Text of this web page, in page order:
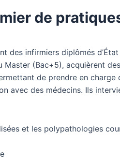
de
des infirmiers diplômés
Master (Bac+5), acquièrent des
de prendre en charge
avec des médecins. Ils
et les polypathologies